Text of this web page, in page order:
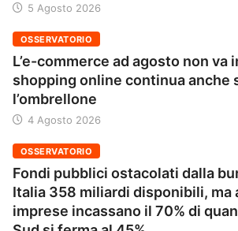
5 Agosto 2026
OSSERVATORIO
L’e-commerce ad agosto non va
shopping online continua anche
l’ombrellone
4 Agosto 2026
OSSERVATORIO
Fondi pubblici ostacolati dalla
Italia 358 miliardi disponibili, ma
imprese incassano il 70% di